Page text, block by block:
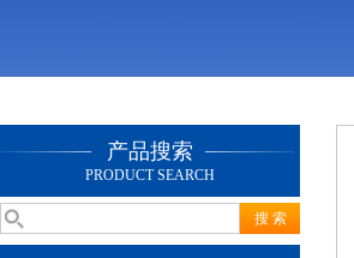
产品搜索
PRODUCT SEARCH